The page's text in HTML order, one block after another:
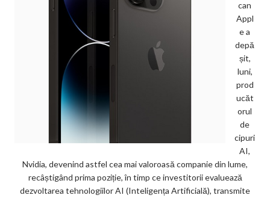
can
Appl
e a
depă
șit,
luni,
prod
ucăt
orul
de
cipuri
AI,
Nvidia, devenind astfel cea mai valoroasă companie din lume,
recâștigând prima poziție, în timp ce investitorii evaluează
dezvoltarea tehnologiilor AI (Inteligența Artificială), transmite